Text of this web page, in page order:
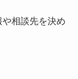
相談先を決め